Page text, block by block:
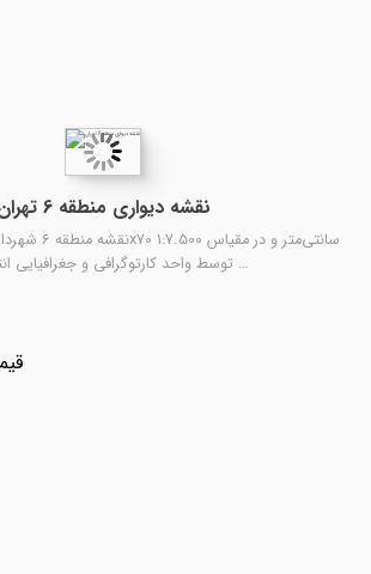
نقشه دیواری منطقه 6 تهران
توسط واحد کارتوگرافی و جغرافیایی انتشارات …